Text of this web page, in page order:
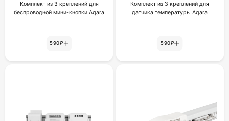
Комплект из 3 креплений для
беспроводной мини-кнопки Aqara
590₽
Комплект из 3 креплений для
датчика температуры Aqara
590₽